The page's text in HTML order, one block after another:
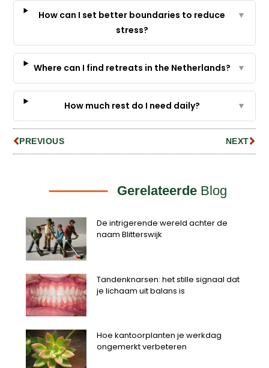
How can I set better boundaries to reduce
stress?
▼
Where can I find retreats in the Netherlands? ▼
How much rest do I need daily? ▼
PREVIOUS NEXT
GerelateerdeBlog
De intrigerende wereld achter de
naam Blitterswijk
Tandenknarsen: het stille signaal dat
je lichaam uit balans is
Hoe kantoorplanten je werkdag
ongemerkt verbeteren